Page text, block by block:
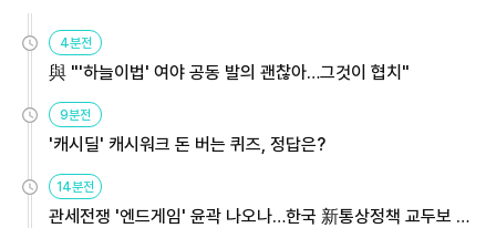
4분전
與 "'하늘이법' 여야 공동 발의 괜찮아…그것이 협치"
9분전
'캐시딜' 캐시워크 돈 버는 퀴즈, 정답은?
14분전
관세전쟁 '엔드게임' 윤곽 나오나…한국 新통상정책 교두보 활